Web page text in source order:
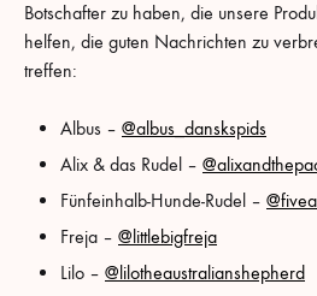
Botschafter zu haben, die unsere
helfen, die guten Nachrichten zu
treffen:
Albus – @albus_danskspids
Alix & das Rudel –
Fünfeinhalb-Hunde-Rudel –
Freja – @littlebigfreja
Lilo – @lilotheaustralianshepherd